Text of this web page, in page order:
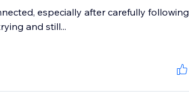
especially after carefully following
and still...